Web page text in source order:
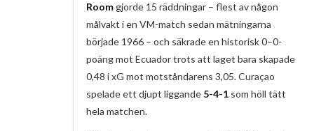
Room gjorde 15 räddningar – flest av någon
målvakt i en VM-match sedan mätningarna
började 1966 – och säkrade en historisk 0–0-
poäng mot Ecuador trots att laget bara skapade
0,48 i xG mot motståndarens 3,05. Curaçao
spelade ett djupt liggande 5-4-1 som höll tätt
hela matchen.